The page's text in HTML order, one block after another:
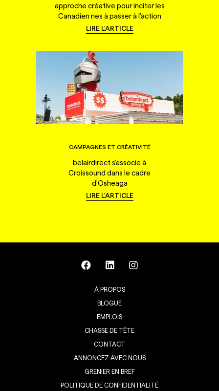
approche créative pour inciter les
Canadien·nes à passer à l'action
LIRE L'ARTICLE
CAMPAGNES ET CRÉATIVITÉ
belairdirect s'associe à
Croissound dans le cadre
d'Osheaga
LIRE L'ARTICLE
À PROPOS
BLOGUE
EMPLOIS
CHASSE DE TÊTE
CONTACT
ANNONCEZ AVEC NOUS
GRENIER EN BREF
POLITIQUE DE CONFIDENTIALITÉ